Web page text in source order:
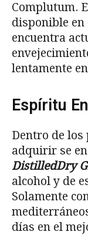
Complutum.
disponible en
encuentra
lentamente
Espíritu
Dentro de los
adquirir se
DistilledDry
alcohol y de
Solamente
días en el